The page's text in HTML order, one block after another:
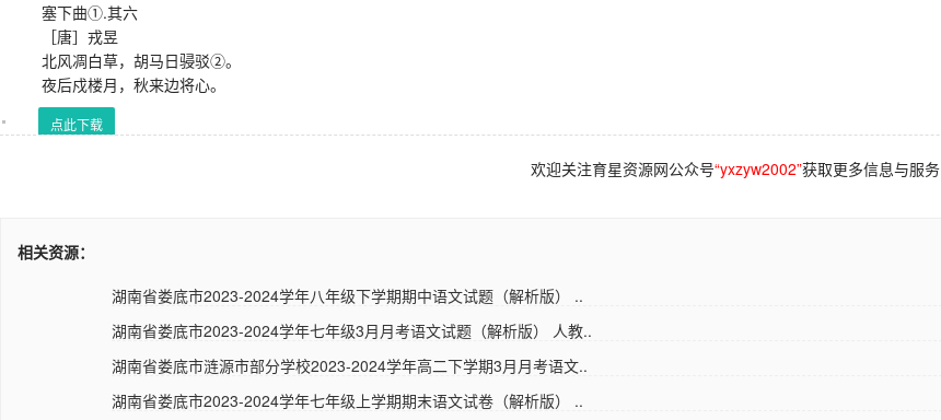
塞下曲①.其六
［唐］戎昱
北风凋白草，胡马日骎驳②。
夜后戍楼月，秋来边将心。
点此下载
欢迎关注育星资源网公众号“yxzyw2002”获取更多信息与服务
相关资源：
湖南省娄底市2023-2024学年八年级下学期期中语文试题（解析版） ..
湖南省娄底市2023-2024学年七年级3月月考语文试题（解析版） 人教..
湖南省娄底市涟源市部分学校2023-2024学年高二下学期3月月考语文..
湖南省娄底市2023-2024学年七年级上学期期末语文试卷（解析版） ..